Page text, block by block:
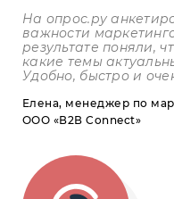
На опрос.ру
важности
результате поняли,
какие темы
Удобно, быстро и
Елена, менеджер по
ООО «В2В Connect»